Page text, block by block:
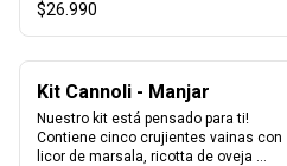
exquisita crema de pistacho.
$26.990
Kit Cannoli - Manjar
Nuestro kit está pensado para ti!
Contiene cinco crujientes vainas con
licor de marsala, ricotta de oveja